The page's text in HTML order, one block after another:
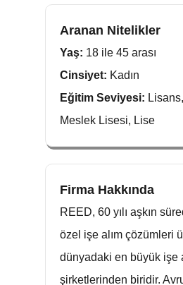
Aranan Nitelikler
Yaş: 18 ile 45 arası
Cinsiyet: Kadın
Eğitim Seviyesi:
Meslek Lisesi, Lise
Firma Hakkında
REED, 60 yılı aşkın
özel işe alım çözümleri
dünyadaki en büyük işe
şirketlerinden biridir.